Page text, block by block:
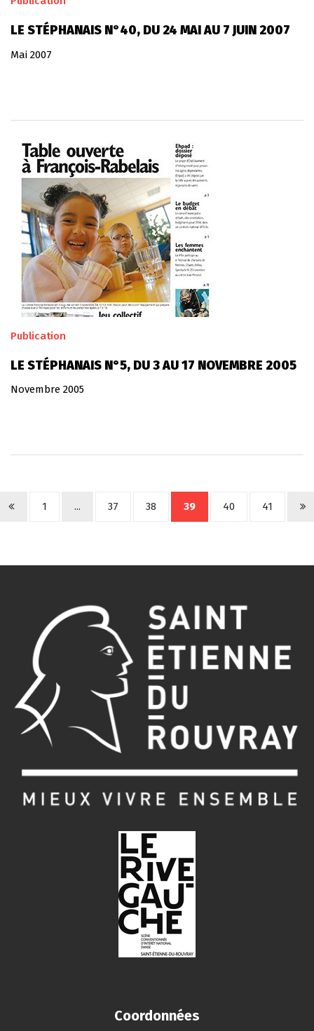
LE STÉPHANAIS N°40, DU 24 MAI AU 7 JUIN 2007
Mai 2007
Publication
LE STÉPHANAIS N°5, DU 3 AU 17 NOVEMBRE 2005
Novembre 2005
1 ... 37 38 39 40 41
Coordonnées